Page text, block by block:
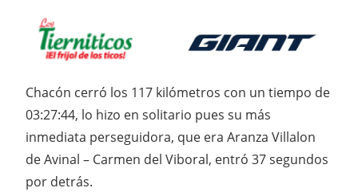
Chacón cerró los 117 kilómetros con un tiempo de
03:27:44, lo hizo en solitario pues su más
inmediata perseguidora, que era Aranza Villalon
de Avinal – Carmen del Viboral, entró 37 segundos
por detrás.